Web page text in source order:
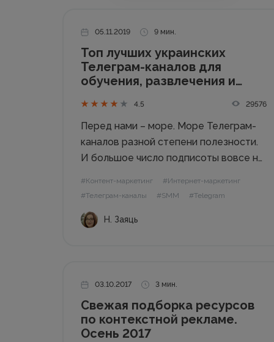
05.11.2019 9 мин.
Топ лучших украинских
Телеграм-каналов для
обучения, развлечения и
WebPromoExperts
4.5 29576
Перед нами – море. Море Телеграм-
каналов разной степени полезности.
И большое число подписоты вовсе не
спасают от изнурительного
#Контент-маркетинг
#Интернет-маркетинг
#Телеграм-каналы
#SMM #Telegram
Н. Заяць
03.10.2017 3 мин.
Cвежая подборка ресурсов
по контекстной рекламе.
Осень 2017